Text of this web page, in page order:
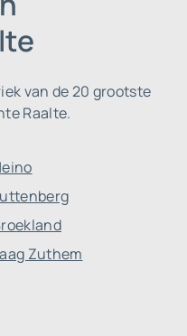
van de 20 grootste
Raalte.
Zuthem